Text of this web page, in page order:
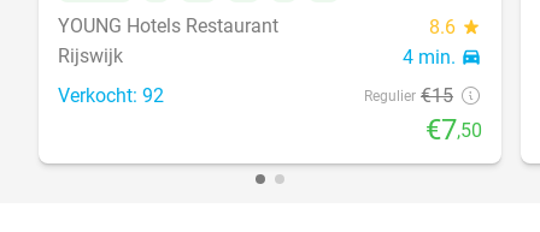
YOUNG Hotels Restaurant
8.6 star
Rijswijk 4 min. directions_car
Verkocht: 92 Regulier €15
€7,50